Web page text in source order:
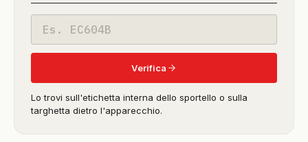
beta)
modello
Verifica
Lo trovi sull'etichetta interna dello sportello o sulla
targhetta dietro l'apparecchio.